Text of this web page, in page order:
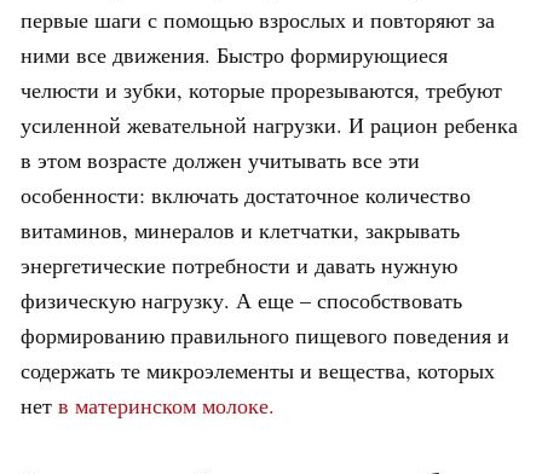
первые шаги с помощью взрослых и повторяют за
ними все движения. Быстро формирующиеся
челюсти и зубки, которые прорезываются, требуют
усиленной жевательной нагрузки. И рацион ребенка
в этом возрасте должен учитывать все эти
особенности: включать достаточное количество
витаминов, минералов и клетчатки, закрывать
энергетические потребности и давать нужную
физическую нагрузку. А еще – способствовать
формированию правильного пищевого поведения и
содержать те микроэлементы и вещества, которых
нет в материнском молоке.